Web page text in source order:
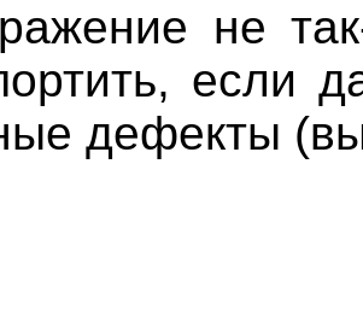
не
если
дефекты